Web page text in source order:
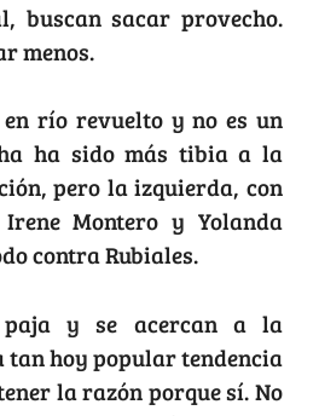
buscan sacar provecho.
menos.
río revuelto y no es un
ha sido más tibia a la
pero la izquierda, con
Irene Montero y Yolanda
contra Rubiales.
paja y se acercan a la
tan hoy popular tendencia
la razón porque sí. No